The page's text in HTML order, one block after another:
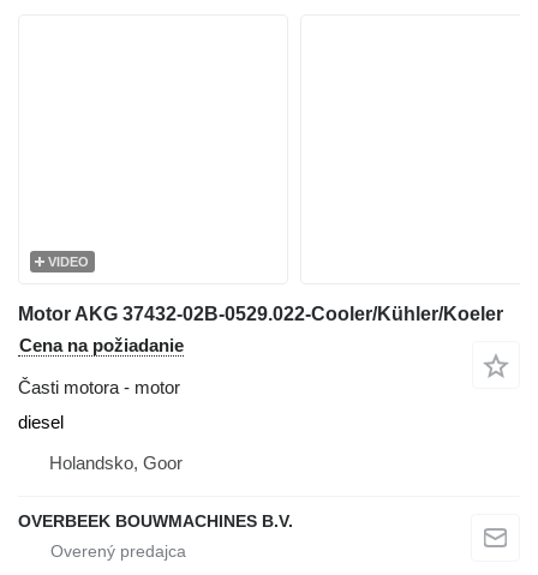
VIDEO
Motor AKG 37432-02B-0529.022-Cooler/Kühler/Koeler
Cena na požiadanie
Časti motora - motor
diesel
Holandsko, Goor
OVERBEEK BOUWMACHINES B.V.